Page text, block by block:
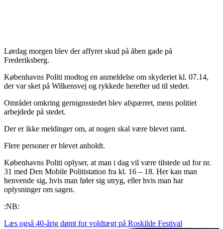
Lørdag morgen blev der affyret skud på åben gade på
Frederiksberg.
Københavns Politi modtog en anmeldelse om skyderiet kl. 07.14,
der var sket på Wilkensvej og rykkede herefter ud til stedet.
Området omkring gernignsstedet blev afspærret, mens politiet
arbejdede på stedet.
Der er ikke meldinger om, at nogen skal være blevet ramt.
Flere personer er blevet anholdt.
Københavns Politi oplyser, at man i dag vil være tilstede ud for nr.
31 med Den Mobile Politistation fra kl. 16 – 18. Her kan man
henvende sig, hvis man føler sig utryg, eller hvis man har
oplysninger om sagen.
:NB:
Læs også 40-årig dømt for voldtægt på Roskilde Festival